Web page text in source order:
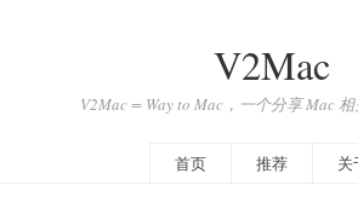
V2Mac
V2Mac = Way to Mac，一个分享 Mac 相
首页 推荐 关